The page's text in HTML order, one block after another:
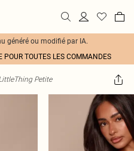
généré ou modifié par IA.
POUR TOUTES LES COMMANDES
Petite